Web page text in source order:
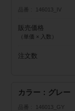
品番 146013_IV
販売価格
（単価 × 入数）
注文数
カラー：グレー
品番 146013_GY